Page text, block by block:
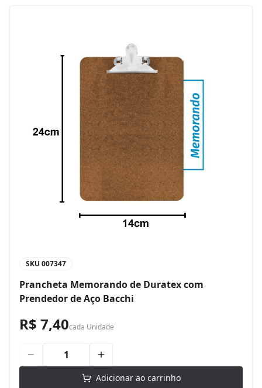
SKU 007347
Prancheta Memorando de Duratex com
Prendedor de Aço Bacchi
R$ 7,40cada Unidade
Adicionar ao carrinho